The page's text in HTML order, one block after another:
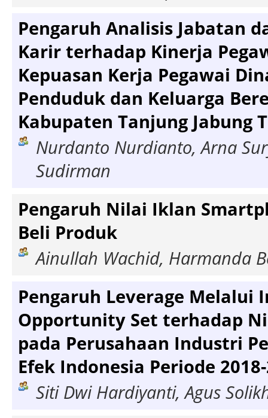
Pengaruh Analisis Jabatan
Karir terhadap Kinerja
Kepuasan Kerja Pegawai
Penduduk dan Keluarga
Kabupaten Tanjung Jabung
Nurdanto Nurdianto, Arna
Sudirman
Pengaruh Nilai Iklan
Beli Produk
Ainullah Wachid, Harmanda
Pengaruh Leverage Melalui
Opportunity Set terhadap
pada Perusahaan Industri
Efek Indonesia Periode
Siti Dwi Hardiyanti, Agus